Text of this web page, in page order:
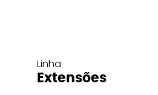
Linha
Extensões